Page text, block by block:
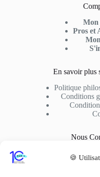
🍪
Mon
Pros et
En savoir plus
Politique
Conditions
Nous
Adresse: 10fusio –
Contact: +33